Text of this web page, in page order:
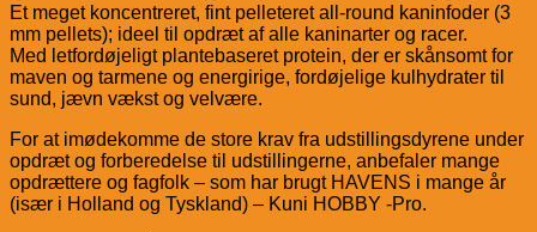
Et meget koncentreret, fint pelleteret all-round kaninfoder (3
mm pellets); ideel til opdræt af alle kaninarter og racer.
Med letfordøjeligt plantebaseret protein, der er skånsomt for
maven og tarmene og energirige, fordøjelige kulhydrater til
sund, jævn vækst og velvære.
For at imødekomme de store krav fra udstillingsdyrene under
opdræt og forberedelse til udstillingerne, anbefaler mange
opdrættere og fagfolk – som har brugt HAVENS i mange år
(især i Holland og Tyskland) – Kuni HOBBY -Pro.